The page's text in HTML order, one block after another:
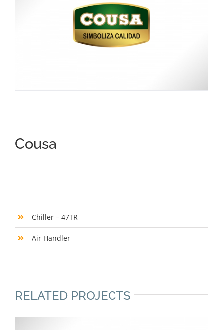
Cousa
Chiller – 47TR
Air Handler
RELATED PROJECTS